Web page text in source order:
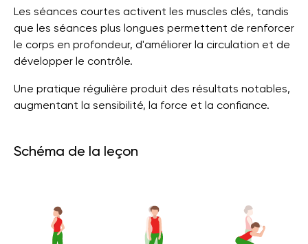
Les séances courtes activent les muscles clés, tandis
que les séances plus longues permettent de renforcer
le corps en profondeur, d'améliorer la circulation et de
développer le contrôle.
Une pratique régulière produit des résultats notables,
augmentant la sensibilité, la force et la confiance.
Schéma de la leçon